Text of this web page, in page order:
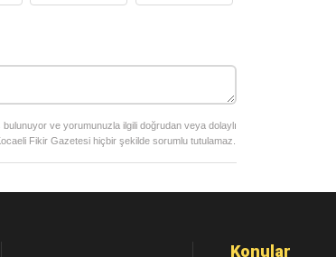
bulunuyor ve yorumunuzla ilgili doğrudan veya dolaylı
Fikir Gazetesi hiçbir şekilde sorumlu tutulamaz.
Konular